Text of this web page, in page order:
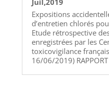
Expositions
d’entretien chlorés
Etude rétrospective
enregistrées par les
toxicovigilance
16/06/2019)